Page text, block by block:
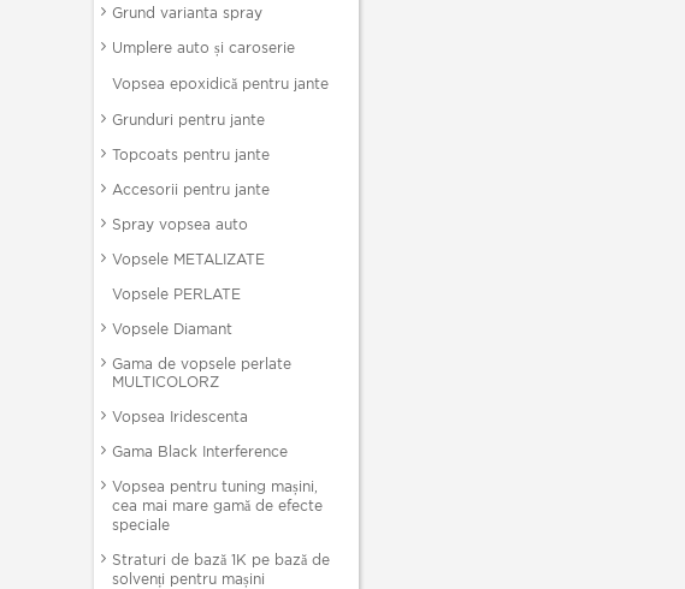
Grund varianta spray
Umplere auto și caroserie
Vopsea epoxidică pentru jante
Grunduri pentru jante
Topcoats pentru jante
Accesorii pentru jante
Spray vopsea auto
Vopsele METALIZATE
Vopsele PERLATE
Vopsele Diamant
Gama de vopsele perlate
MULTICOLORZ
Vopsea Iridescenta
Gama Black Interference
Vopsea pentru tuning mașini,
cea mai mare gamă de efecte
speciale
Straturi de bază 1K pe bază de
solvenți pentru mașini